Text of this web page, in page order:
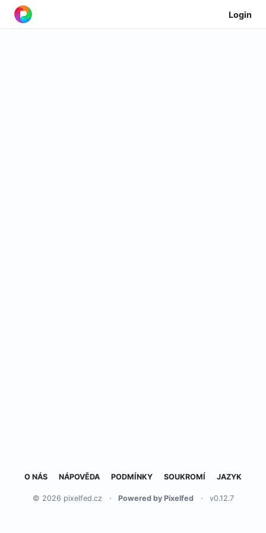
Login
O NÁS NÁPOVĚDA PODMÍNKY SOUKROMÍ JAZYK
© 2026 pixelfed.cz · Powered by Pixelfed · v0.12.7